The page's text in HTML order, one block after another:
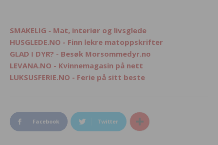
SMAKELIG - Mat, interiør og livsglede
HUSGLEDE.NO - Finn lekre matoppskrifter
GLAD I DYR? - Besøk Morsommedyr.no
LEVANA.NO - Kvinnemagasin på nett
LUKSUSFERIE.NO - Ferie på sitt beste
Facebook Twitter